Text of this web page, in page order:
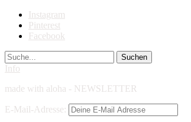
Instagram
Pinterest
Facebook
Suche
Info
made with aloha - NEWSLETTER
E-Mail-Adresse: